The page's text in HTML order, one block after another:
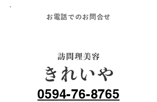
お電話でのお問合せ
0594-76-8765